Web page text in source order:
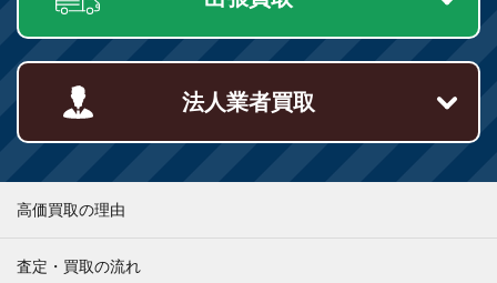
法人業者買取
高価買取の理由
査定・買取の流れ